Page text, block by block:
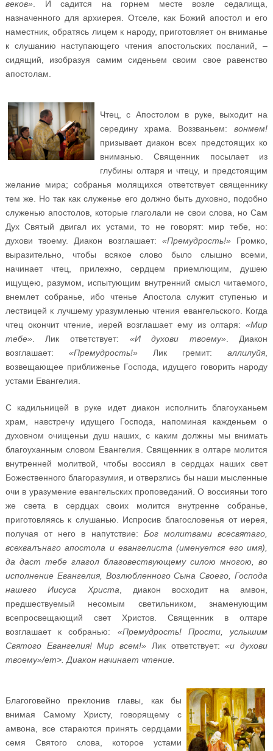
веков» . И садится на горнем месте возле седалища,
назначенного для архиерея. Отселе, как Божий апостол и его
наместник, обратясь лицем к народу, приготовляет он вниманье
к слушанию наступающего чтения апостольских посланий, –
сидящий, изобразуя самим сиденьем своим свое равенство
апостолам.
Чтец, с Апостолом в руке, выходит на
середину храма. Воззваньем:вонмем!
призывает диакон всех предстоящих ко
вниманью. Священник посылает из
глубины олтаря и чтецу, и предстоящим
желание мира; собранья молящихся ответствует священнику
тем же. Но так как служенье его должно быть духовно, подобно
служенью апостолов, которые глаголали не свои слова, но Сам
Дух Святый двигал их устами, то не говорят: мир тебе, но:
духови твоему. Диакон возглашает: «Премудрость!» Громко,
выразительно, чтобы всякое слово было слышно всеми,
начинает чтец, прилежно, сердцем приемлющим, душею
ищущею, разумом, испытующим внутренний смысл читаемого,
внемлет собранье, ибо чтенье Апостола служит ступенью и
лествицей к лучшему уразумленью чтения евангельского. Когда
чтец окончит чтение, иерей возглашает ему из олтаря:«Мир
тебе» . Лик ответствует: «И духови твоему» . Диакон
возглашает: «Премудрость!» Лик гремит:аллилуйя
возвещающее приближенье Господа, идущего говорить народу
устами Евангелия.
С кадильницей в руке идет диакон исполнить благоуханьем
храм, навстречу идущего Господа, напоминая кажденьем о
духовном очищеньи душ наших, с каким должны мы внимать
благоуханным словом Евангелия. Священник в олтаре молится
внутренней молитвой, чтобы воссиял в сердцах наших свет
Божественного благоразумия, и отверзлись бы наши мысленные
очи в уразумение евангельских проповеданий. О воссияньи того
же света в сердцах своих молится внутренне собранье,
приготовляясь к слушанью. Испросив благословенья от иерея,
получая от него в напутствие: Бог молитвами всесвятаго,
всехвалънаго апостола и евангелиста (именуется его имя),
да даст тебе глагол благовествующему силою многою, во
исполнение Евангелия, Возлюбленного Сына Своего, Господа
нашего Иисуса Христа , диакон восходит на амвон,
предшествуемый несомым светильником, знаменующим
всепросвещающий свет Христов. Священник в олтаре
возглашает к собранью: «Премудрость! Прости, услышим
Святого Евангелия! Мир всем!» Лик ответствует:«и духови
твоему»/em>. Диакон начинает чтение.
Благоговейно преклонив главы, как бы
внимая Самому Христу, говорящему с
амвона, все стараются принять сердцами
семя Святого слова, которое устами